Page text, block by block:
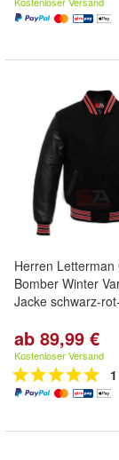
Herren Letterman
Bomber Winter
Jacke schwarz-
ab 89,99 €
Kostenloser Versand
1